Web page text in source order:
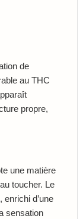
de
au THC
propre,
une matière
toucher. Le
enrichi d’une
sensation